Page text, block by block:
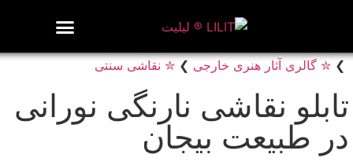
❯ ✮ گالری آثار هنری خارجی ❯ ✮ نقاشی سنتی
تابلو نقاشی نارنگی نورانی
در طبیعت بیجان